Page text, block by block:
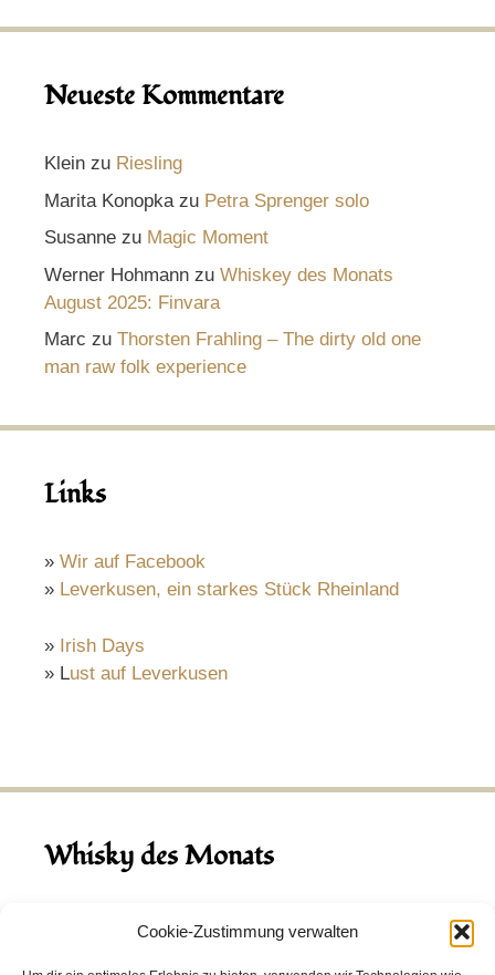
Cookie-Zustimmung verwalten
Neueste Kommentare
Klein zu Riesling
Marita Konopka zu Petra Sprenger solo
Susanne zu Magic Moment
Werner Hohmann zu Whiskey des Monats
August 2025: Finvara
Marc zu Thorsten Frahling – The dirty old one
man raw folk experience
Links
» Wir auf Facebook
» Leverkusen, ein starkes Stück Rheinland
» Irish Days
» Lust auf Leverkusen
Whisky des Monats
August 2026